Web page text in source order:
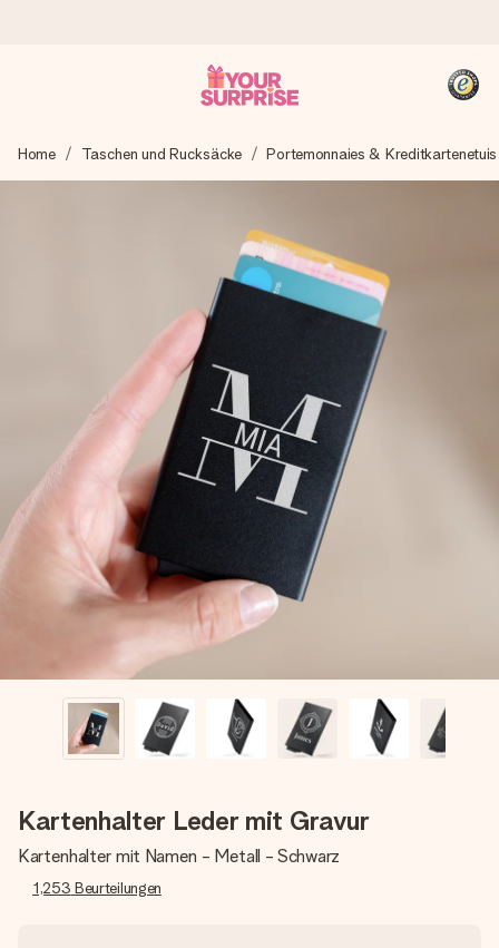
Wir bereiten dein Geschenk sorgfältig vor und schicken es
blitzschnell – damit du es genau zum richtigen Zeitpunkt
4,8 (basierend auf +15.000 Bewertungen)
Unsere Geschenke begeistern. Kunden bewerten uns mit
4,8 bei Google Reviews (Gesamtergebnis aller Länder, in
die wir versenden).
+49 39292 929695
Montag - Freitag : 8:30 - 17:00 Uhr
Samstag - Sonntag : 8:30 - 13:00 Uhr
Home Taschen und Rucksäcke Portemonnaies & Kreditkartenetuis
Kartenhalter Leder mit Gravur
Kartenhalter mit Namen - Metall - Schwarz
1,253 Beurteilungen